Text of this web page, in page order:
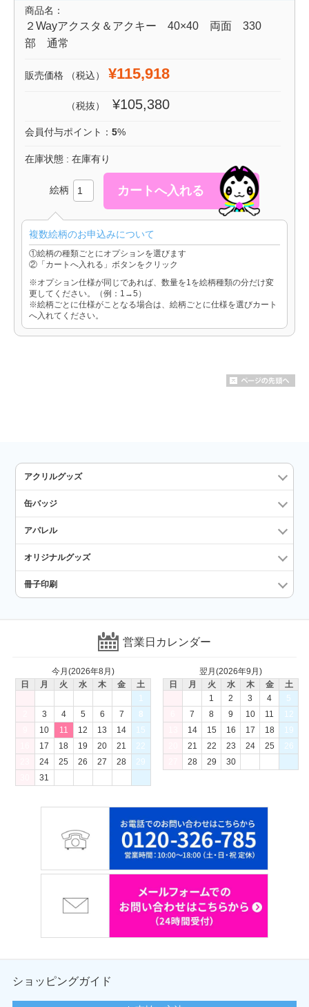
商品名：
２Wayアクスタ＆アクキー 40×40 両面 330
部 通常
販売価格 （税込） ¥115,918
（税抜） ¥105,380
会員付与ポイント： 5%
在庫状態 : 在庫有り
絵柄
複数絵柄のお申込みについて
①絵柄の種類ごとにオプションを選びます
②「カートへ入れる」ボタンをクリック
※オプション仕様が同じであれば、数量を1を絵柄種類の分だけ変
更してください。（例：1→5）
※絵柄ごとに仕様がことなる場合は、絵柄ごとに仕様を選びカート
へ入れてください。
アクリルグッズ
缶バッジ
アパレル
オリジナルグッズ
冊子印刷
営業日カレンダー
今月(2026年8月)
日
月 火 水 木 金
土
1
3 4 5 6 7
8
10 11 12 13 14
15
17 18 19 20 21
22
24 25 26 27 28
29
31
翌月(2026年9月)
日
月 火 水 木 金
土
1
2 3 4
5
7 8 9 10 11
12
14 15 16 17 18
19
21 22 23 24 25
26
28 29 30
ショッピングガイド